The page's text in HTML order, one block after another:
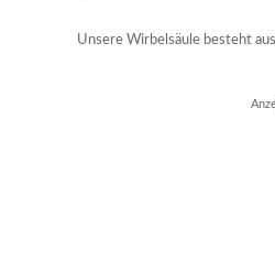
Unsere Wirbelsäule besteht